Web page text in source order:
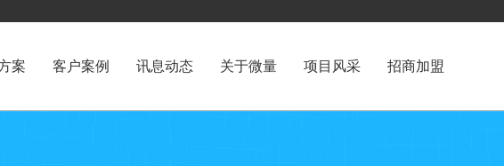
案 客户案例 讯息动态 关于微量 项目风采 招商加盟